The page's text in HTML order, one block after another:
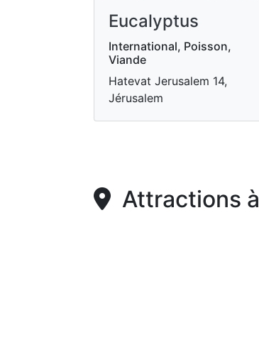
Eucalyptus
International, Poisson,
Viande
Hatevat Jerusalem 14,
Jérusalem
Attractions